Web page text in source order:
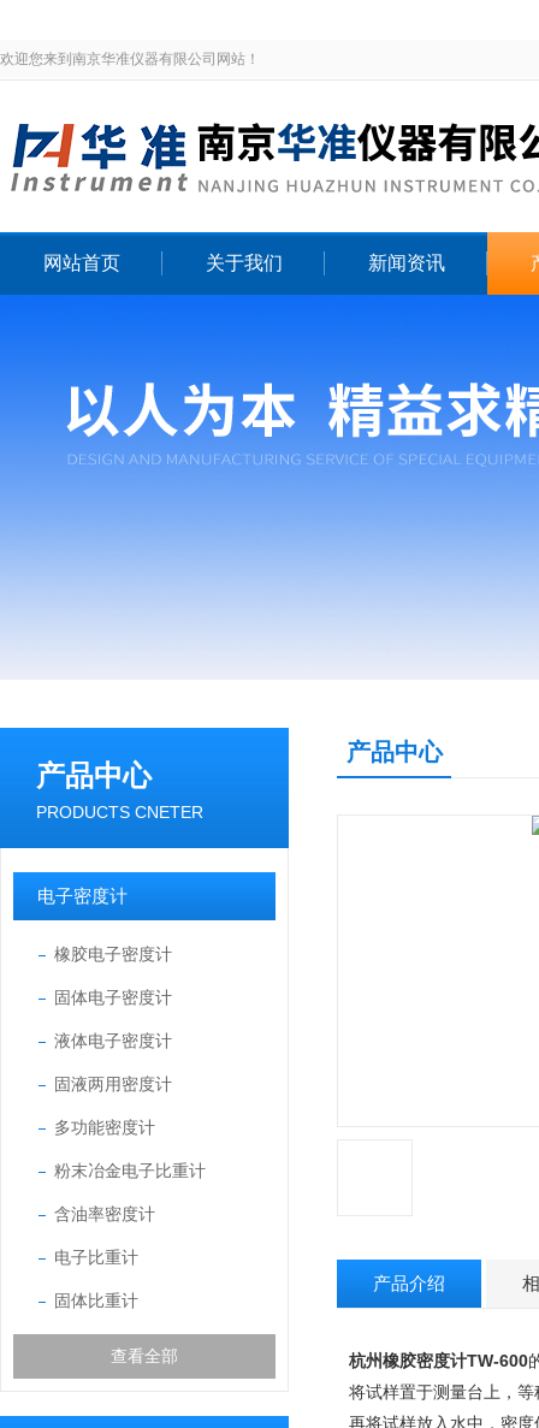
欢迎您来到南京华准仪器有限公司网站！
网站首页 关于我们 新闻资讯
产品中心
PRODUCTS CNETER
电子密度计
橡胶电子密度计
固体电子密度计
液体电子密度计
固液两用密度计
多功能密度计
粉末冶金电子比重计
含油率密度计
电子比重计
固体比重计
查看全部
产品中心
产品介绍
杭州橡胶密度计TW-600
将试样置于测量台上，
再将试样放入水中，密